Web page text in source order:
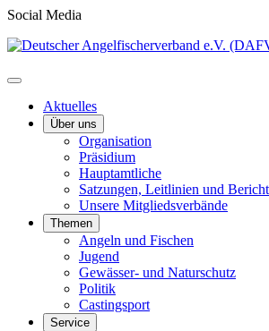
Social Media
Aktuelles
Über uns
Organisation
Präsidium
Hauptamtliche
Satzungen, Leitlinien und
Unsere Mitgliedsverbände
Themen
Angeln und Fischen
Jugend
Gewässer- und Naturschutz
Politik
Castingsport
Service